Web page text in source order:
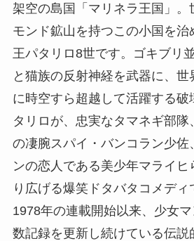
架空の島国「マリネラ王国」。
モンド鉱山を持つこの小国を治
王パタリロ8世です。ゴキブリ
と猫族の反射神経を武器に、
に時空すら超越して活躍する破
タリロが、忠実なタマネギ部
の凄腕スパイ・バンコラン少佐
ンの恋人である美少年マライヒ
り広げる爆笑ドタバタコメディ
1978年の連載開始以来、少女
数記録を更新し続けている伝説